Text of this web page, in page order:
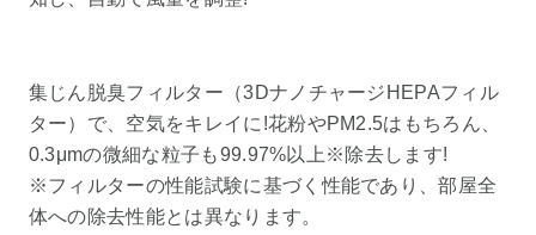
集じん脱臭フィルター（3DナノチャージHEPAフィル
ター）で、空気をキレイに!花粉やPM2.5はもちろん、
0.3μmの微細な粒子も99.97%以上※除去します!
※フィルターの性能試験に基づく性能であり、部屋全
体への除去性能とは異なります。